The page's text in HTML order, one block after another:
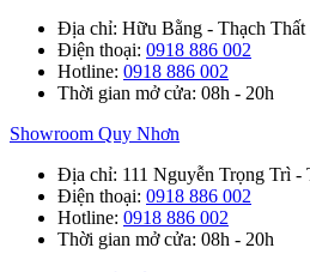
Địa chỉ: Hữu Bằng - Thạch
Điện thoại: 0918 886 002
Hotline: 0918 886 002
Thời gian mở cửa: 08h - 20h
Showroom Quy Nhơn
Địa chỉ: 111 Nguyễn Trọng Trì
Điện thoại: 0918 886 002
Hotline: 0918 886 002
Thời gian mở cửa: 08h - 20h